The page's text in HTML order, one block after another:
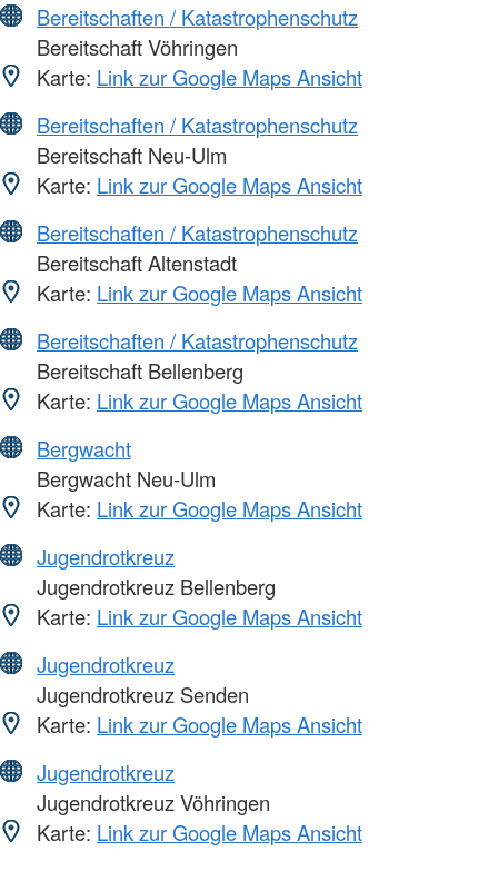
Bereitschaften / Katastrophenschutz
Bereitschaft Vöhringen
Karte: Link zur Google Maps Ansicht
Bereitschaften / Katastrophenschutz
Bereitschaft Neu-Ulm
Karte: Link zur Google Maps Ansicht
Bereitschaften / Katastrophenschutz
Bereitschaft Altenstadt
Karte: Link zur Google Maps Ansicht
Bereitschaften / Katastrophenschutz
Bereitschaft Bellenberg
Karte: Link zur Google Maps Ansicht
Bergwacht
Bergwacht Neu-Ulm
Karte: Link zur Google Maps Ansicht
Jugendrotkreuz
Jugendrotkreuz Bellenberg
Karte: Link zur Google Maps Ansicht
Jugendrotkreuz
Jugendrotkreuz Senden
Karte: Link zur Google Maps Ansicht
Jugendrotkreuz
Jugendrotkreuz Vöhringen
Karte: Link zur Google Maps Ansicht